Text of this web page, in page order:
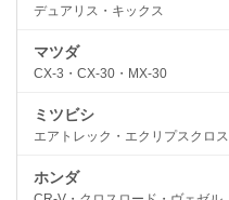
デュアリス・キックス
マツダ
CX-3・CX-30・MX-30
ミツビシ
エアトレック・エクリプスクロス
ホンダ